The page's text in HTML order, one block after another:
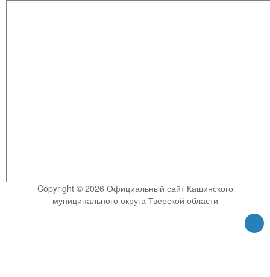
Copyright © 2026 Официальный сайт Кашинского
муниципального округа Тверской области